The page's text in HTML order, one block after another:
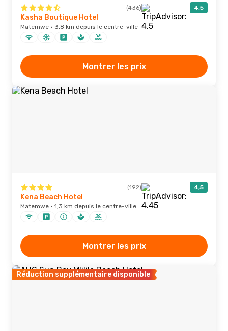
(436) 4,5
Kasha Boutique Hotel
Matemwe · 3,8 km depuis le centre-ville
Montrer les prix
(192) 4,5
Kena Beach Hotel
Matemwe · 1,3 km depuis le centre-ville
Montrer les prix
Réduction supplémentaire disponible